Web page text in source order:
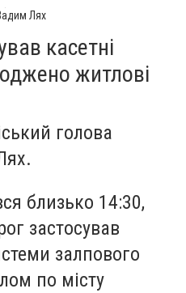
Лях
касетні
житлові
голова
близько 14:30,
застосував
залпового
по місту